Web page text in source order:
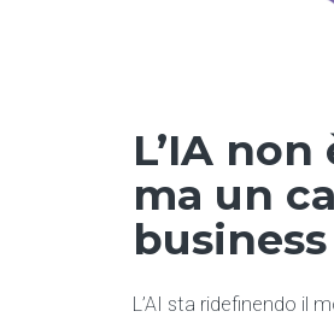
L’IA
ma un
business
L’AI sta ridefinendo il